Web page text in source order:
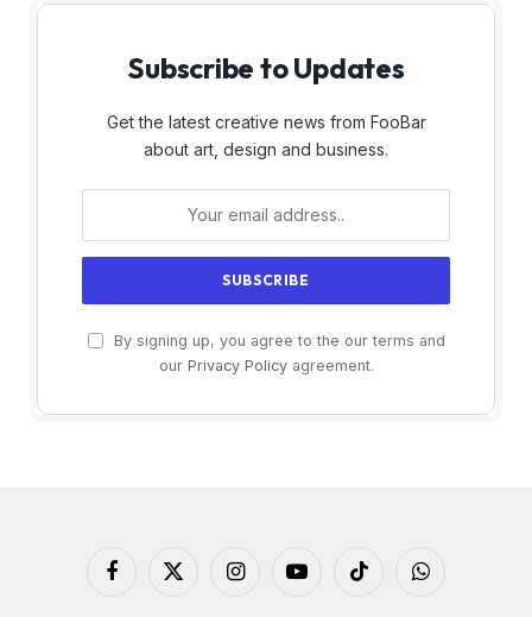
Subscribe to Updates
Get the latest creative news from FooBar
about art, design and business.
By signing up, you agree to the our terms and
our Privacy Policyagreement.
Facebook
X
InstagramYouTubeTikTok WhatsApp